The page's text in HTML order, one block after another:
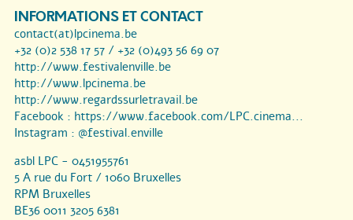
INFORMATIONS ET CONTACT
contact(at)lpcinema.be
+32 (0)2 538 17 57 / +32 (0)493 56 69 07
http://www.festivalenville.be
http://www.lpcinema.be
http://www.regardssurletravail.be
Facebook : https://www.facebook.com/LPC.cinema...
Instagram : @festival.enville
asbl LPC - 0451955761
5 A rue du Fort / 1060 Bruxelles
RPM Bruxelles
BE36 0011 3205 6381